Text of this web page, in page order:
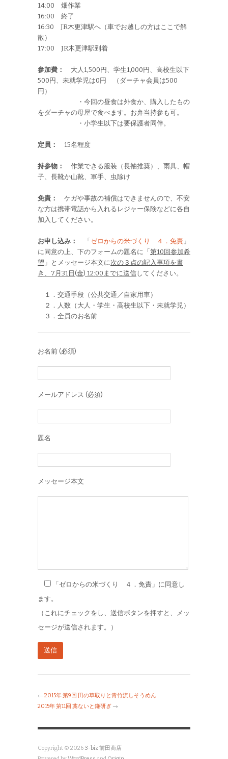
14:00 畑作業
16:00 終了
16:30 JR木更津駅へ（車でお越しの方はここで解
散）
17:00 JR木更津駅到着
参加費：
大人1,500円、学生1,000円、高校生以下
500円、未就学児は0円 （ダーチャ会員は500
円）
・今回の昼食は外食か、購入したもの
をダーチャの母屋で食べます。お弁当持参も可。
・小学生以下は要保護者同伴。
定員： 15名程度
持参物：
作業できる服装（長袖推奨）、雨具、帽
子、長靴か山靴、軍手、虫除け
免責：
ケガや事故の補償はできませんので、不安
な方は携帯電話から入れるレジャー保険などに各自
加入してください。
お申し込み： 「 ゼロからの米づくり ４．免責 」
に同意の上、下のフォームの題名に「 第10回参加希
望 」とメッセージ本文に次の３点の記入事項を書
き、7月31日(金) 12:00までに送信 してください。
１．交通手段（公共交通／自家用車）
２．人数（大人・学生・高校生以下・未就学児）
３．全員のお名前
お名前 (必須)
メールアドレス (必須)
題名
メッセージ本文
「ゼロからの米づくり ４．免責」に同意し
ます。
（これにチェックをし、送信ボタンを押すと、メッ
セージが送信されます。）
← 2015年 第9回 田の草取りと青竹流しそうめん
2015年 第11回 藁ないと鎌研ぎ →
Copyright © 2026 3-biz 前田商店